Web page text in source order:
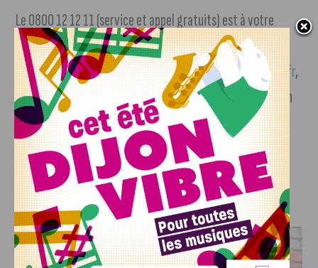
Le 0800 12 12 11 (service et appel gratuits) est à votre
disposition pour tout renseignement. Vous pouvez
également vous inscrire surwww.trionsnosdechets-dijon.fr,
rubrique « mes alertes » pour recevoir par email ou SMS, un
rappel du jour de sortie de votre sapin.
Le recyclage n’a jamais été aussi simple.
J'AIME LE DFCO